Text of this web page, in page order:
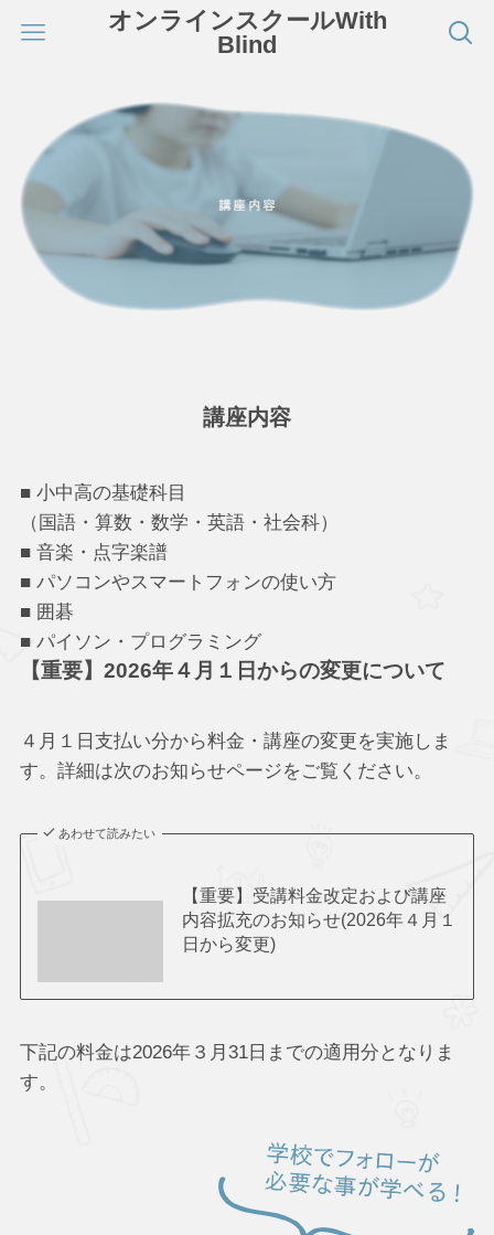
オンラインスクールWith
Blind
講座内容
■ 小中高の基礎科目
（国語・算数・数学・英語・社会科）
■ 音楽・点字楽譜
■ パソコンやスマートフォンの使い方
■ 囲碁
■ パイソン・プログラミング
【重要】2026年４月１日からの変更について
４月１日支払い分から料金・講座の変更を実施しま
す。詳細は次のお知らせページをご覧ください。
あわせて読みたい
【重要】受講料金改定および講座
内容拡充のお知らせ(2026年４月１
日から変更)
下記の料金は2026年３月31日までの適用分となりま
す。